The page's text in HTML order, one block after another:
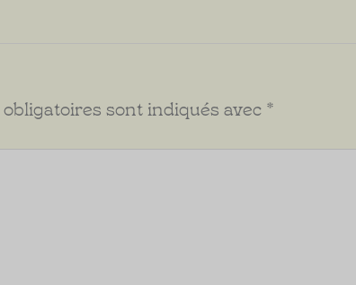
sont indiqués avec *